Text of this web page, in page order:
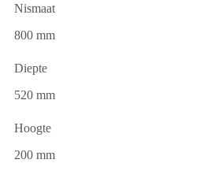
Nismaat
800 mm
Diepte
520 mm
Hoogte
200 mm